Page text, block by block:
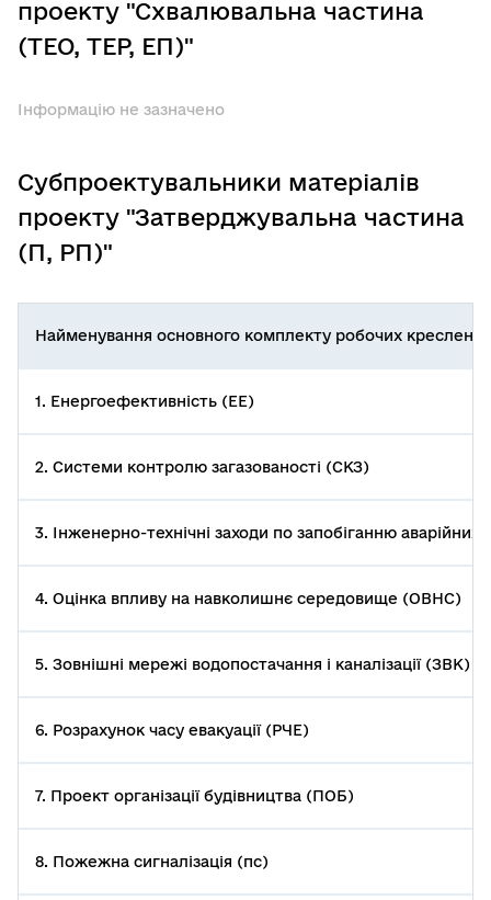
проекту "Схвалювальна частина
(ТЕО, ТЕР, ЕП)"
Інформацію не зазначено
Субпроектувальники матеріалів
проекту "Затверджувальна частина
(П, РП)"
Найменування основного комплекту робочих креслень
1. Енергоефективність (ЕЕ)
2. Системи контролю загазованості (СКЗ)
3. Інженерно-технічні заходи по запобіганню аварійних
4. Оцінка впливу на навколишнє середовище (ОВНС)
5. Зовнішні мережі водопостачання і каналізації (ЗВК)
6. Розрахунок часу евакуації (РЧЕ)
7. Проект організації будівництва (ПОБ)
8. Пожежна сигналізація (пс)